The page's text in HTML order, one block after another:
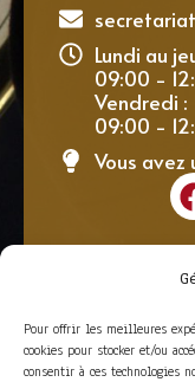
Pour offrir les meilleures
cookies pour stocker et/ou
consentir à ces technologies
Lundi au
09:00 -
Vendredi :
09:00 -
Vous avez